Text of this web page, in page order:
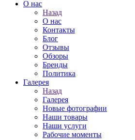
О нас
Назад
О нас
Контакты
Блог
Отзывы
Обзоры
Бренды
Политика
Галерея
Назад
Галерея
Новые фотографии
Наши товары
Наши услуги
Рабочие моменты